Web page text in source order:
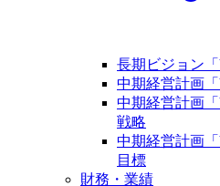
長期ビジョン「
中期経営計画「
中期経営計画「
戦略
中期経営計画「
目標
財務・業績